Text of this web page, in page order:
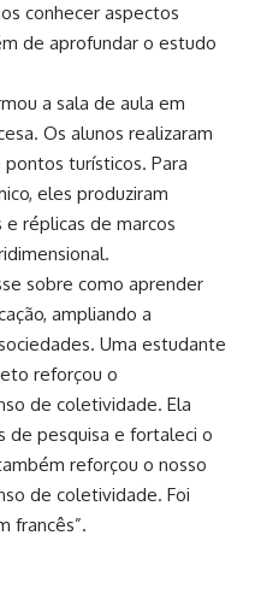
conhecer aspectos
de aprofundar o estudo
a sala de aula em
Os alunos realizaram
turísticos. Para
eles produziram
réplicas de marcos
sobre como aprender
ampliando a
Uma estudante
reforçou o
de coletividade. Ela
de pesquisa e fortaleci o
reforçou o nosso
de coletividade. Foi
francês”.